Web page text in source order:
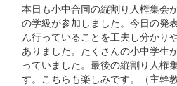
本日も小中合同の縦割り人権集会
の学級が参加しました。今日の発
ん行っていることを工夫し分かり
ありました。たくさんの小中学生
っていました。最後の縦割り人権
す。こちらも楽しみです。（主幹